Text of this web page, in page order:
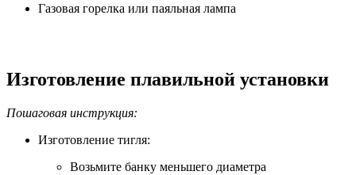
Газовая горелка или паяльная лампа
Изготовление плавильной установки
Пошаговая инструкция:
Изготовление тигля:
Возьмите банку меньшего диаметра